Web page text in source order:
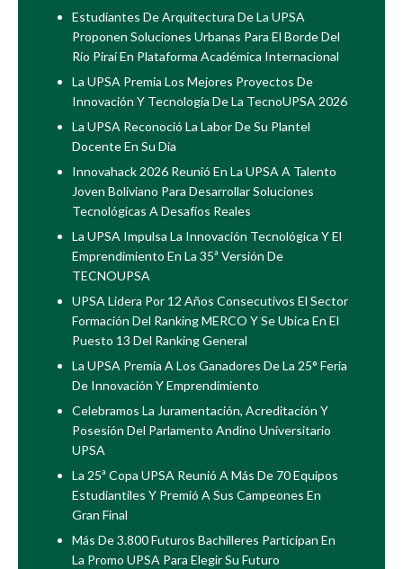
Estudiantes De Arquitectura De La UPSA
Proponen Soluciones Urbanas Para El Borde Del
Río Piraí En Plataforma Académica Internacional
La UPSA Premia Los Mejores Proyectos De
Innovación Y Tecnología De La TecnoUPSA 2026
La UPSA Reconoció La Labor De Su Plantel
Docente En Su Día
Innovahack 2026 Reunió En La UPSA A Talento
Joven Boliviano Para Desarrollar Soluciones
Tecnológicas A Desafíos Reales
La UPSA Impulsa La Innovación Tecnológica Y El
Emprendimiento En La 35ª Versión De
TECNOUPSA
UPSA Lidera Por 12 Años Consecutivos El Sector
Formación Del Ranking MERCO Y Se Ubica En El
Puesto 13 Del Ranking General
La UPSA Premia A Los Ganadores De La 25° Feria
De Innovación Y Emprendimiento
Celebramos La Juramentación, Acreditación Y
Posesión Del Parlamento Andino Universitario
UPSA
La 25ª Copa UPSA Reunió A Más De 70 Equipos
Estudiantiles Y Premió A Sus Campeones En
Gran Final
Más De 3.800 Futuros Bachilleres Participan En
La Promo UPSA Para Elegir Su Futuro